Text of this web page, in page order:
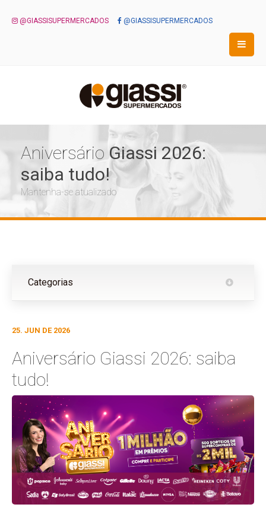
@GIASSISUPERMERCADOS @GIASSISUPERMERCADOS
Aniversário Giassi 2026:
saiba tudo!
Mantenha-se atualizado
Categorias
25. JUN DE 2026
Aniversário Giassi 2026: saiba
tudo!